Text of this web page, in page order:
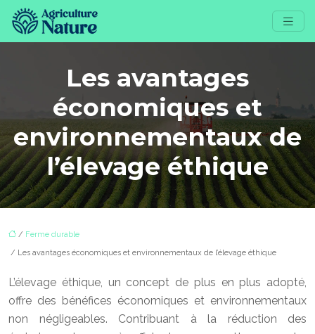
Les avantages
économiques et
environnementaux de
l’élevage éthique
/ Ferme durable
/ Les avantages économiques et environnementaux de l’élevage éthique
L’élevage éthique, un concept de plus en plus adopté,
offre des bénéfices économiques et environnementaux
non négligeables. Contribuant à la réduction des